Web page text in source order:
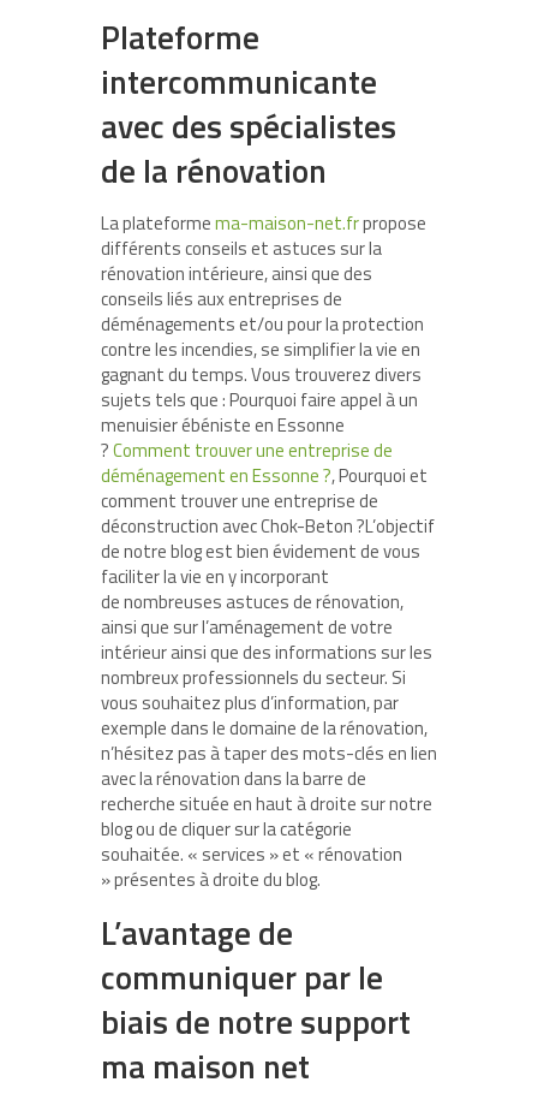
Plateforme
intercommunicante
avec des spécialistes
de la rénovation
La plateformema-maison-net.frpropose
différents conseils et astuces sur la
rénovation intérieure, ainsi que des
conseils liés aux entreprises de
déménagements et/ou pour la protection
contre les incendies, se simplifier la vie en
gagnant du temps. Vous trouverez divers
sujets tels que : Pourquoi faire appel à un
menuisier ébéniste en Essonne
?Comment trouver une entreprise de
déménagement en Essonne ?, Pourquoi et
comment trouver une entreprise de
déconstruction avec Chok-Beton ?L’objectif
de notre blog est bien évidement de vous
faciliter la vie en y incorporant
de nombreuses astuces de rénovation,
ainsi que sur l’aménagement de votre
intérieur ainsi que des informations sur les
nombreux professionnels du secteur. Si
vous souhaitez plus d’information, par
exemple dans le domaine de la rénovation,
n’hésitez pas à taper des mots-clés en lien
avec la rénovation dans la barre de
recherche située en haut à droite sur notre
blog ou de cliquer sur la catégorie
souhaitée. « services » et « rénovation
» présentes à droite du blog.
L’avantage de
communiquer par le
biais de notre support
ma maison net